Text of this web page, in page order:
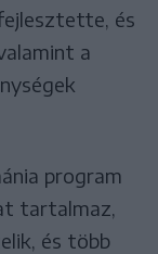
és
a
program
tartalmaz,
és több